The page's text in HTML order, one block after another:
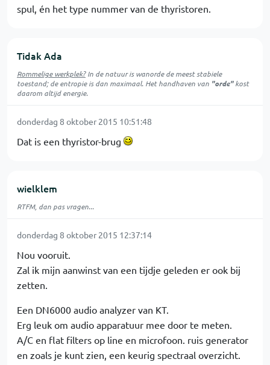
spul, én het type nummer van de thyristoren.
Tidak Ada
Rommelige werkplek?In de natuur iswanordede meest stabiele
toestand; de entropie is dan maximaal. Het handhaven van "orde"kost
daarom altijd energie.
donderdag 8 oktober 2015 10:51:48
Dat is een thyristor-brug
wielklem
RTFM, dan pas vragen...
donderdag 8 oktober 2015 12:37:14
Nou vooruit.
Zal ik mijn aanwinst van een tijdje geleden er ook bij
zetten.
Een DN6000 audio analyzer van KT.
Erg leuk om audio apparatuur mee door te meten.
A/C en flat filters op line en microfoon. ruis generator
en zoals je kunt zien, een keurig spectraal overzicht.